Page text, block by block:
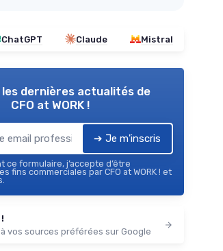
ChatGPT Claude Mistral
les dernières actualités de
CFO at WORK !
➔ Je m'inscris
ce formulaire, j’accepte d’être
fins commerciales par CFO at WORK ! et
vos sources préférées sur Google